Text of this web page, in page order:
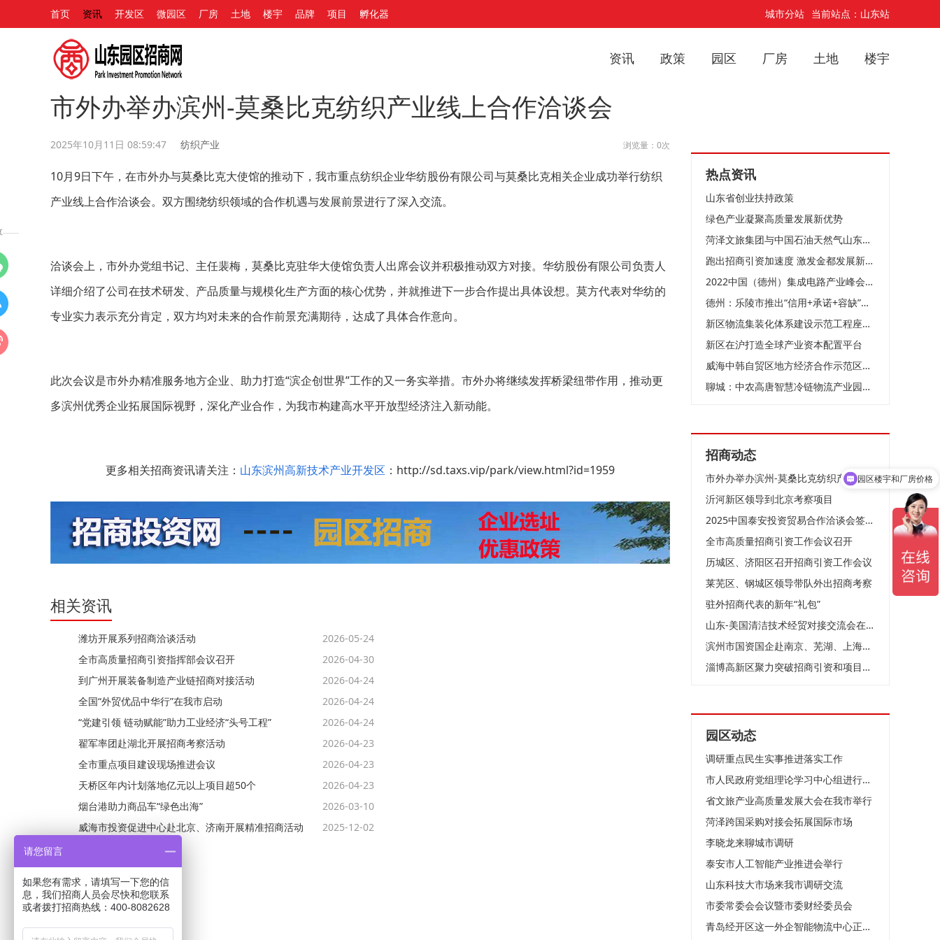
首页 资讯 开发区 微园区 厂房 土地 楼宇 品牌 项目 孵化器 城市分站 当前站点：山东站
资讯 政策 园区 厂房 土地 楼宇
市外办举办滨州-莫桑比克纺织产业线上合作洽谈会
2025年10月11日 08:59:47 纺织产业 浏览量：0次
10月9日下午，在市外办与莫桑比克大使馆的推动下，我市重点纺织企业华纺股份有限公司与莫桑比克相关企业成功举行纺织
产业线上合作洽谈会。双方围绕纺织领域的合作机遇与发展前景进行了深入交流。
洽谈会上，市外办党组书记、主任裴梅，莫桑比克驻华大使馆负责人出席会议并积极推动双方对接。华纺股份有限公司负责人
详细介绍了公司在技术研发、产品质量与规模化生产方面的核心优势，并就推进下一步合作提出具体设想。莫方代表对华纺的
专业实力表示充分肯定，双方均对未来的合作前景充满期待，达成了具体合作意向。
此次会议是市外办精准服务地方企业、助力打造“滨企创世界”工作的又一务实举措。市外办将继续发挥桥梁纽带作用，推动更
多滨州优秀企业拓展国际视野，深化产业合作，为我市构建高水平开放型经济注入新动能。
更多相关招商资讯请关注： 山东滨州高新技术产业开发区 ：http://sd.taxs.vip/park/view.html?id=1959
相关资讯
潍坊开展系列招商洽谈活动
2026-05-24
全市高质量招商引资指挥部会议召开
2026-04-30
到广州开展装备制造产业链招商对接活动
2026-04-24
全国“外贸优品中华行”在我市启动
2026-04-24
“党建引领 链动赋能”助力工业经济“头号工程”
2026-04-24
翟军率团赴湖北开展招商考察活动
2026-04-23
全市重点项目建设现场推进会议
2026-04-23
天桥区年内计划落地亿元以上项目超50个
2026-04-23
烟台港助力商品车“绿色出海”
2026-03-10
威海市投资促进中心赴北京、济南开展精准招商活动
2025-12-02
热点资讯
山东省创业扶持政策
绿色产业凝聚高质量发展新优势
菏泽文旅集团与中国石油天然气山东菏泽销售分公司举行“党建共建”签约仪式
跑出招商引资加速度 激发金都发展新动能
2022中国（德州）集成电路产业峰会举行4项目落户天衢新区 总投资25亿元
德州：乐陵市推出“信用+承诺+容缺”三联急速审批模式，为企业纾困解难
新区物流集装化体系建设示范工程座谈会召开
新区在沪打造全球产业资本配置平台
威海中韩自贸区地方经济合作示范区与海南自贸港开展联动合作交流
聊城：中农高唐智慧冷链物流产业园招商启动暨全国商家签约入驻仪式盛大举行
招商动态
市外办举办滨州-莫桑比克纺织产业线上合作洽谈会
沂河新区领导到北京考察项目
2025中国泰安投资贸易合作洽谈会签约项目评审会召开
全市高质量招商引资工作会议召开
历城区、济阳区召开招商引资工作会议
莱芜区、钢城区领导带队外出招商考察
驻外招商代表的新年“礼包”
山东-美国清洁技术经贸对接交流会在济南成功举办
滨州市国资国企赴南京、芜湖、上海开展招商考察
淄博高新区聚力突破招商引资和项目建设动员大会召开
园区动态
调研重点民生实事推进落实工作
市人民政府党组理论学习中心组进行集体学习
省文旅产业高质量发展大会在我市举行
菏泽跨国采购对接会拓展国际市场
李晓龙来聊城市调研
泰安市人工智能产业推进会举行
山东科技大市场来我市调研交流
市委常委会会议暨市委财经委员会
青岛经开区这一外企智能物流中心正加速建设
园区优惠政策
园区楼宇和厂房价格
请您留言
如果您有需求，请填写一下您的信
息，我们招商人员会尽快和您联系
或者拨打招商热线：400-8082628